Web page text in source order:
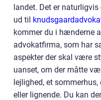
landet. Det er
ud til
kommer du i hænderne
advokatfirma, som har
aspekter der skal være
uanset, om der måtte
lejlighed, et
eller lignende. Du kan